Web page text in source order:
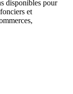
disponibles pour
et